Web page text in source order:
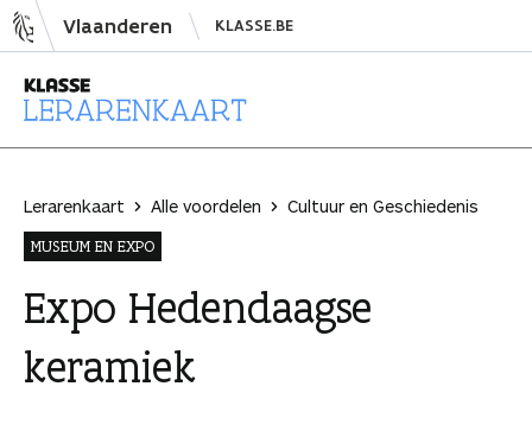
N
a
Vlaanderen KLASSE.BE
r
a
r
e
n
k
a
Lerarenkaart Alle voordelen
Cultuur en Geschiedenis
MUSEUM EN EXPO
Expo Hedendaagse
keramiek